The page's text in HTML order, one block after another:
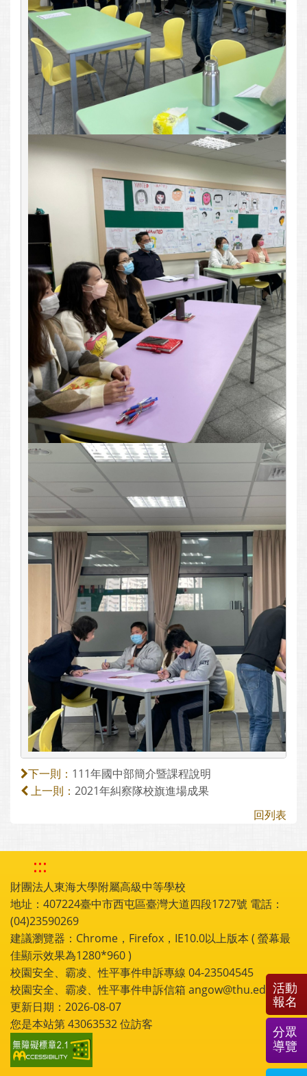
下一則： 111年國中部簡介暨課程說明
上一則： 2021年糾察隊校旗進場成果
回列表
:::
財團法人東海大學附屬高級中等學校
地址：407224臺中市西屯區臺灣大道四段1727號 電話：
(04)23590269
建議瀏覽器：Chrome，Firefox，IE10.0以上版本 ( 螢幕最
佳顯示效果為1280*960 )
校園安全、霸凌、性平事件申訴專線 04-23504545
校園安全、霸凌、性平事件申訴信箱 angow@thu.edu.tw
更新日期：2026-08-07
您是本站第43063532位訪客
活動
報名
分眾
導覽